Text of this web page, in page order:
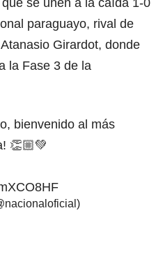
paraguayo, rival de
Girardot, donde
la Fase 3 de la
bienvenido al más
👏🏼💚